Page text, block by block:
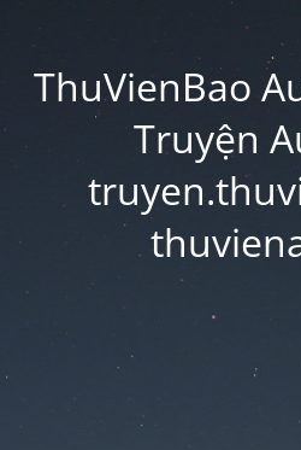
ThuVienBao
Truyện